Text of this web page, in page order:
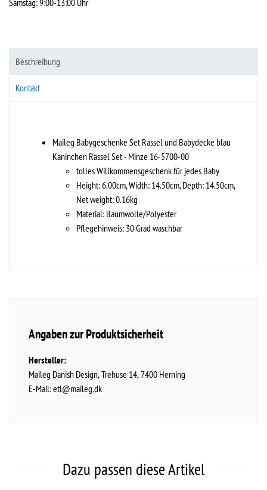
Samstag: 9:00-13:00 Uhr
Beschreibung
Kontakt
Maileg Babygeschenke Set Rassel und Babydecke blau
Kaninchen Rassel Set - Minze 16-5700-00
tolles Willkommensgeschenk für jedes Baby
Height: 6.00cm, Width: 14.50cm, Depth: 14.50cm,
Net weight: 0.16kg
Material: Baumwolle/Polyester
Pflegehinweis: 30 Grad waschbar
Angaben zur Produktsicherheit
Hersteller:
Maileg Danish Design Trehuse 14 7400 Herning
E-Mail:etl@maileg.dk
Dazu passen diese Artikel